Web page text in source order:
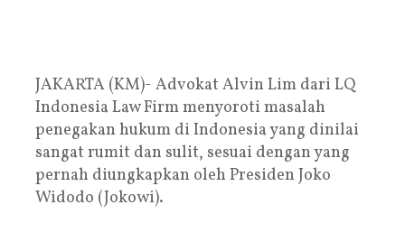
JAKARTA (KM)- Advokat Alvin Lim dari LQ
Indonesia Law Firm menyoroti masalah
penegakan hukum di Indonesia yang dinilai
sangat rumit dan sulit, sesuai dengan yang
pernah diungkapkan oleh Presiden Joko
Widodo (Jokowi).